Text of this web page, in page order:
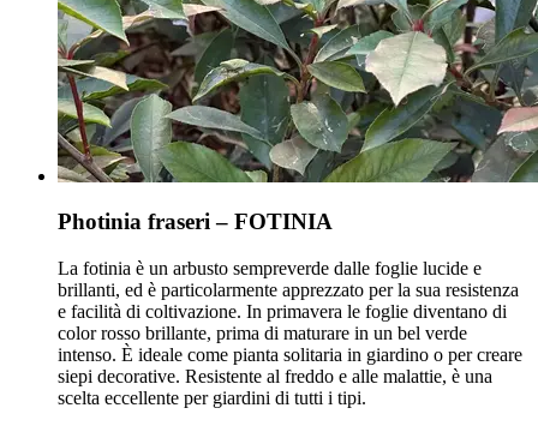
Photinia fraseri – FOTINIA
La fotinia è un arbusto sempreverde dalle foglie lucide e
brillanti, ed è particolarmente apprezzato per la sua resistenza
e facilità di coltivazione. In primavera le foglie diventano di
color rosso brillante, prima di maturare in un bel verde
intenso. È ideale come pianta solitaria in giardino o per creare
siepi decorative. Resistente al freddo e alle malattie, è una
scelta eccellente per giardini di tutti i tipi.